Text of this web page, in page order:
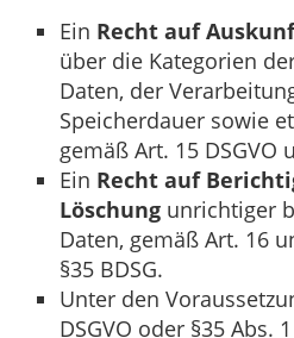
Ein Recht auf
über die Kategorien
Daten, der
Speicherdauer sowie
gemäß Art. 15 DSGVO
Ein Recht auf
Löschung unrichtiger
Daten, gemäß Art. 16
§35 BDSG.
Unter den
DSGVO oder §35 Abs.